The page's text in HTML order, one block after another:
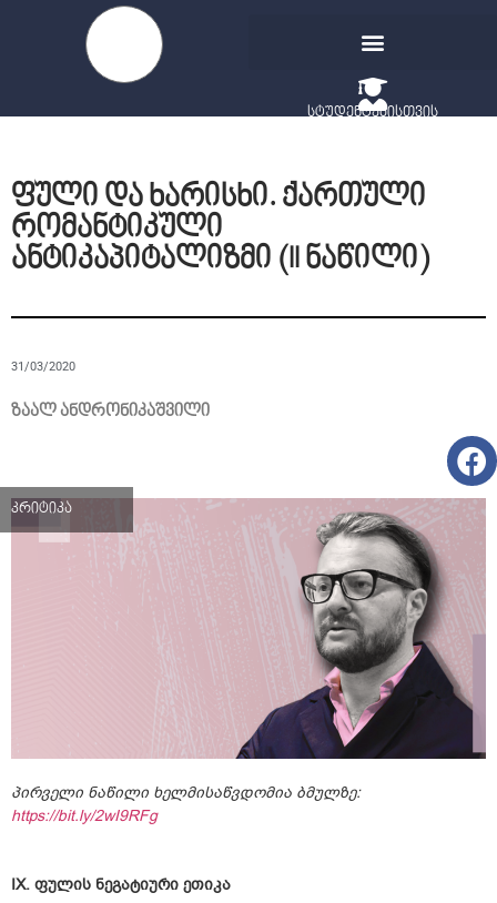
სტუდენტებისთვის
ფული და ხარისხი. ქართული
რომანტიკული
ანტიკაპიტალიზმი (II ნაწილი)
31/03/2020
ზაალ ანდრონიკაშვილი
კრიტიკა
პირველი ნაწილი ხელმისაწვდომია ბმულზე:
https://bit.ly/2wI9RFg
IX. ფულის ნეგატიური ეთიკა